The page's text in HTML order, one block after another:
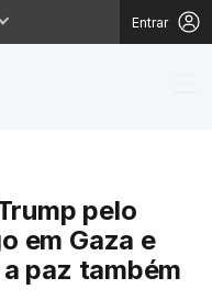
Entrar
felicita
pelo
em Gaza e
paz também